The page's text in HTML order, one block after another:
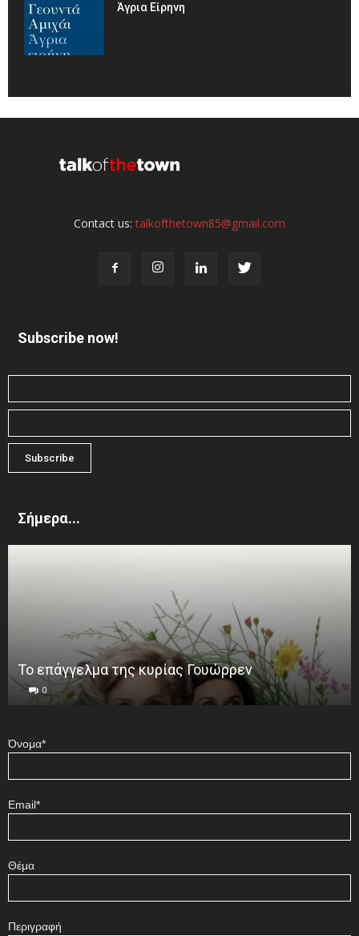
Άγρια Είρηνη
Contact us:talkofthetown85@gmail.com
Subscribe now!
Σήμερα...
Το επάγγελμα της κυρίας Γουώρρεν
0
Όνομα*
Email*
Θέμα
Περιγραφή